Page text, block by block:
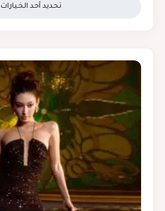
تحديد أحد الخيارات